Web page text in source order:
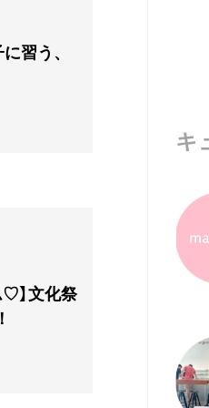
習う、
】文化祭
キ